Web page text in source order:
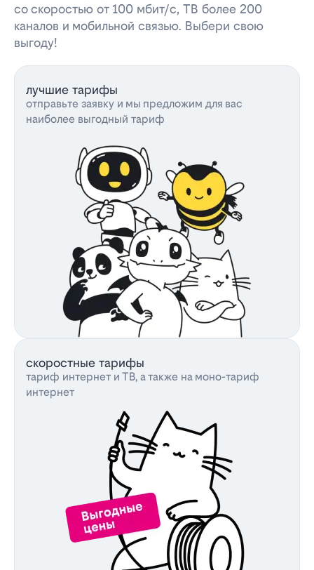
со скоростью от 100 мбит/с, ТВ более 200
каналов и мобильной связью. Выбери свою
выгоду!
лучшие тарифы
отправьте заявку и мы предложим для вас
наиболее выгодный тариф
скоростные тарифы
тариф интернет и ТВ, а также на моно-тариф
интернет